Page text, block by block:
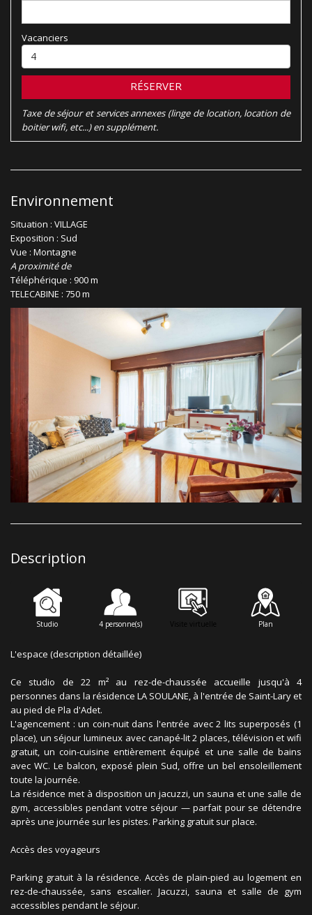
Vacanciers
RÉSERVER
Taxe de séjour et services annexes (linge de location, location de
boitier wifi, etc...) en supplément.
Environnement
Situation : VILLAGE
Exposition : Sud
Vue : Montagne
A proximité de
Téléphérique : 900 m
TELECABINE : 750 m
Description
Studio 4 personne(s) Visite virtuelle Plan
L'espace (description détaillée)
Ce studio de 22 m² au rez-de-chaussée accueille jusqu'à 4
personnes dans la résidence LA SOULANE, à l'entrée de Saint-Lary et
au pied de Pla d'Adet.
L'agencement : un coin-nuit dans l'entrée avec 2 lits superposés (1
place), un séjour lumineux avec canapé-lit 2 places, télévision et wifi
gratuit, un coin-cuisine entièrement équipé et une salle de bains
avec WC. Le balcon, exposé plein Sud, offre un bel ensoleillement
toute la journée.
La résidence met à disposition un jacuzzi, un sauna et une salle de
gym, accessibles pendant votre séjour — parfait pour se détendre
après une journée sur les pistes. Parking gratuit sur place.
Accès des voyageurs
Parking gratuit à la résidence. Accès de plain-pied au logement en
rez-de-chaussée, sans escalier. Jacuzzi, sauna et salle de gym
accessibles pendant le séjour.